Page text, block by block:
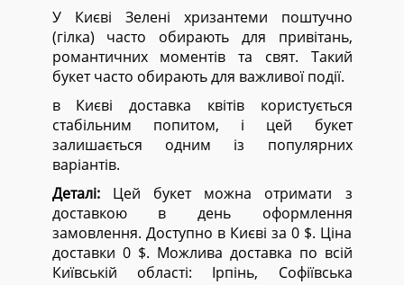
У Києві Зелені хризантеми поштучно
(гілка) часто обирають для привітань,
романтичних моментів та свят. Такий
букет часто обирають для важливої події.
в Києві доставка квітів користується
стабільним попитом, і цей букет
залишається одним із популярних
варіантів.
Деталі:Цей букет можна отримати з
доставкою в день оформлення
замовлення. Доступно в Києві за 0 $. Ціна
доставки 0 $. Можлива доставка по всій
Київській області: Ірпінь, Софіївська